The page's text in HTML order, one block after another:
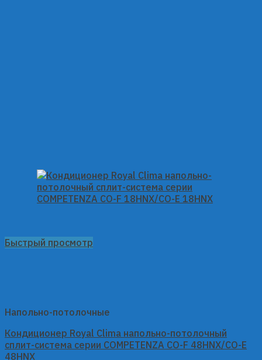
Быстрый просмотр
Напольно-потолочные
Кондиционер Royal Clima напольно-потолочный
сплит-система серии COMPETENZA CO-F 48HNX/CO-E
48HNX